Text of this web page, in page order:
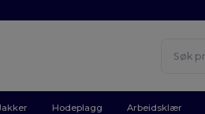
Hodeplagg Arbeidsklær